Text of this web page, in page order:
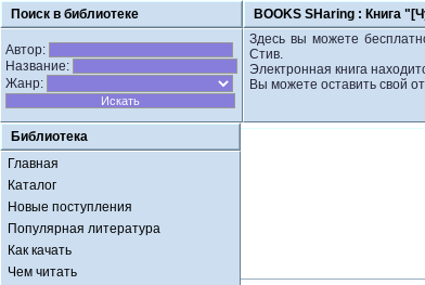
Поиск в библиотеке BOOKS SHaring : Книга
Автор:
Название:
Жанр:
Здесь вы можете
Стив.
Электронная книга
Вы можете оставить свой
Библиотека
Главная
Каталог
Новые поступления
Популярная литература
Как качать
Чем читать